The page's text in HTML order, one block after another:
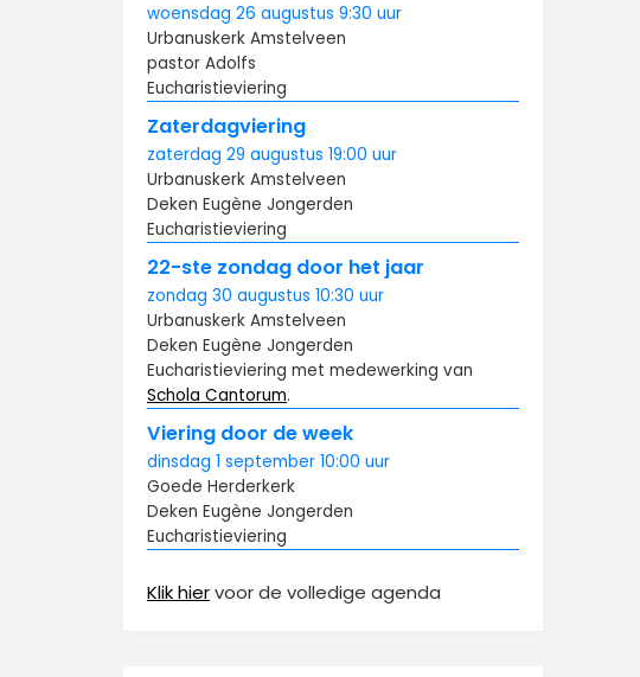
woensdag 26 augustus 9:30 uur
Urbanuskerk Amstelveen
pastor Adolfs
Eucharistieviering
Zaterdagviering
zaterdag 29 augustus 19:00 uur
Urbanuskerk Amstelveen
Deken Eugène Jongerden
Eucharistieviering
22-ste zondag door het jaar
zondag 30 augustus 10:30 uur
Urbanuskerk Amstelveen
Deken Eugène Jongerden
Eucharistieviering met medewerking van
Schola Cantorum.
Viering door de week
dinsdag 1 september 10:00 uur
Goede Herderkerk
Deken Eugène Jongerden
Eucharistieviering
Klik hiervoor de volledige agenda